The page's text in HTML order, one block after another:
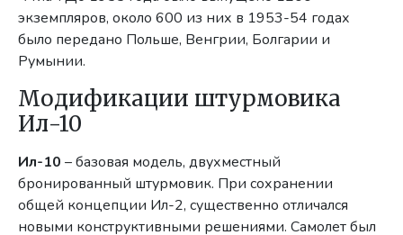
экземпляров, около 600 из них в 1953-54 годах
было передано Польше, Венгрии, Болгарии и
Румынии.
Модификации штурмовика
Ил-10
Ил-10 – базовая модель, двухместный
бронированный штурмовик. При сохранении
общей концепции Ил-2, существенно отличался
новыми конструктивными решениями. Самолет был